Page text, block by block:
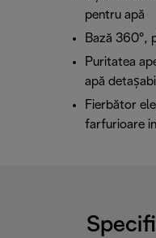
pentru apă
Bază 360°,
Puritatea
apă
Fierbător
farfurioare